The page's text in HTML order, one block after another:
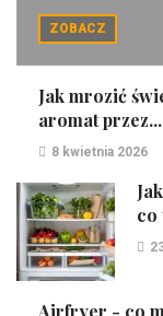
ZOBACZ
Jak mrozić
aromat przez...
8 kwietnia 2026
co
Airfryer - co